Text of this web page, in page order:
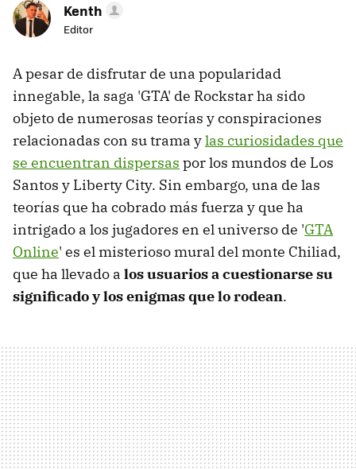
Kenth
Editor
A pesar de disfrutar de una popularidad
innegable, la saga 'GTA' de Rockstar ha sido
objeto de numerosas teorías y conspiraciones
relacionadas con su trama ylas curiosidades que
se encuentran dispersas por los mundos de Los
Santos y Liberty City. Sin embargo, una de las
teorías que ha cobrado más fuerza y que ha
intrigado a los jugadores en el universo de 'GTA
Online' es el misterioso mural del monte Chiliad,
que ha llevado a los usuarios a cuestionarse su
significado y los enigmas que lo rodean.